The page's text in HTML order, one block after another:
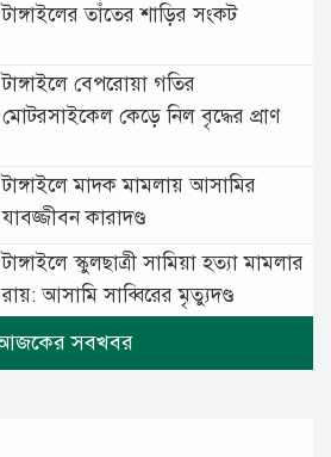
টাঙ্গাইলের তাঁতের শাড়ির সংকট
টাঙ্গাইলে বেপরোয়া গতির
মোটরসাইকেল কেড়ে নিল বৃদ্ধের প্রাণ
টাঙ্গাইলে মাদক মামলায় আসামির
যাবজ্জীবন কারাদণ্ড
টাঙ্গাইলে স্কুলছাত্রী সামিয়া হত্যা মামলার
রায়: আসামি সাব্বিরের মৃত্যুদণ্ড
টানা বৃষ্টিতে টাঙ্গাইলে বিপর্যস্ত জনজীবন